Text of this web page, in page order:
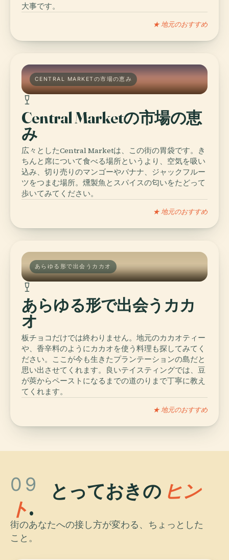
大事です。
★ 地元のおすすめ
CENTRAL MARKETの市場の恵み
Central Marketの市場の恵
み
広々としたCentral Marketは、この街の胃袋です。き
ちんと席について食べる場所というより、空気を吸い
込み、切り売りのマンゴーやバナナ、ジャックフルー
ツをつまむ場所。燻製魚とスパイスの匂いをたどって
歩いてみてください。
★ 地元のおすすめ
あらゆる形で出会うカカオ
あらゆる形で出会うカカ
オ
板チョコだけでは終わりません。地元のカカオティー
や、香辛料のようにカカオを使う料理も探してみてく
ださい。ここが今も生きたプランテーションの島だと
思い出させてくれます。良いテイスティングでは、豆
が莢からペーストになるまでの道のりまで丁寧に教え
てくれます。
★ 地元のおすすめ
09 とっておきの ヒン
ト.
街のあなたへの接し方が変わる、ちょっとした
こと。